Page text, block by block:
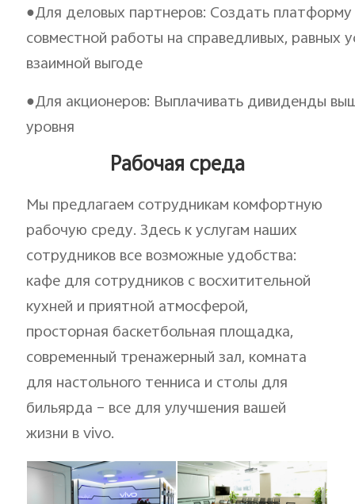
●Для деловых партнеров: Создать
совместной работы на справедливых, равных
взаимной выгоде
●Для акционеров: Выплачивать дивиденды
уровня
Рабочая среда
Мы предлагаем сотрудникам комфортную
рабочую среду. Здесь к услугам наших
сотрудников все возможные удобства:
кафе для сотрудников с восхитительной
кухней и приятной атмосферой,
просторная баскетбольная площадка,
современный тренажерный зал, комната
для настольного тенниса и столы для
бильярда – все для улучшения вашей
жизни в vivo.